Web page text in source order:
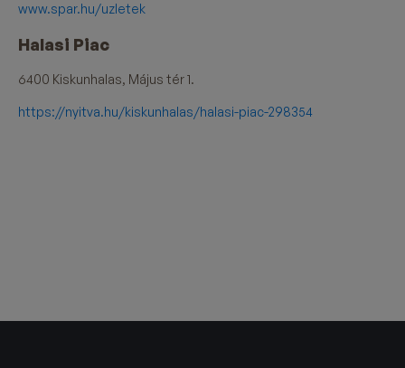
www.spar.hu/uzletek
Halasi Piac
6400 Kiskunhalas, Május tér 1.
https://nyitva.hu/kiskunhalas/halasi-piac-298354